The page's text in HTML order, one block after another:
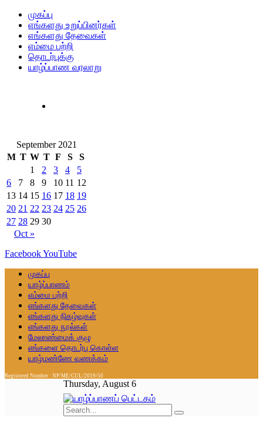
முகப்பு
எங்களது உறுப்பினர்கள்
எங்களது தேவைகள்
எம்மை பற்றி
தொடர்புக்கு
யாழ்ப்பாண வரலாறு
September 2021
M T W T F S
S
1
2 3 4
5
6
7 8 9 10 11 12
13 14 15 16 17 18 19
20 21 22 23 24 25 26
27 28 29 30
Oct »
FacebookYouTube
முகப்பு
யாழ்ப்பாணம்
எம்மை பற்றி
எங்களது தேவைகள்
எங்களது நிகழ்வுகள்
எங்களது நூல்கள்
மேலாண்மைக் குழு
எங்களை தொடர்பு கொள்ள
யாழ்மண்ணே வணக்கம்
Registered Number : NP/ME/CUL/2019/50
Thursday, August 6